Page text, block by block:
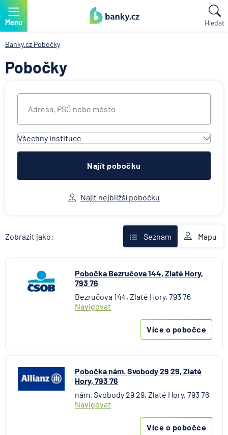
Menu Hledat
Banky.cz Pobočky
Pobočky
Všechny instituce
Všechny instituce
ACE European Group Ltd
Allianz penzijní společnost
Allianz pojišťovna
AXA Assistance
BNP Paribas Cardif Pojišťovna
Česká exportní banka
Česká národní banka
Česká podnikatelská pojišťovna
Česká spořitelna - penzijní společnost
Citibank
COMMERZBANK Aktiengesellschaft
ČSOB Hypoteční banka
ČSOB Penzijní společnost
ČSOB Pojišťovna
Najít pobočku
Najít nejbližší pobočku
Zobrazit jako: Seznam Mapu
Pobočka Bezručova 144, Zlaté Hory,
793 76
Bezručova 144, Zlaté Hory, 793 76
Navigovat
Více o pobočce
Pobočka nám. Svobody 29 29, Zlaté
Hory, 793 76
nám. Svobody 29 29, Zlaté Hory, 793 76
Navigovat
Více o pobočce